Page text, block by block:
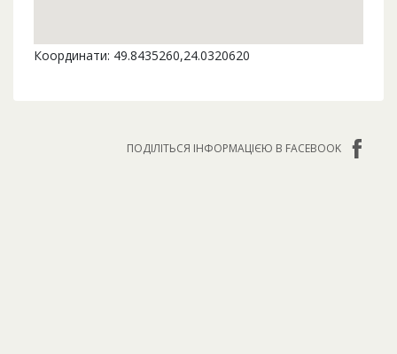
Координати: 49.8435260,24.0320620
ПОДІЛІТЬСЯ ІНФОРМАЦІЄЮ В FACEBOOK